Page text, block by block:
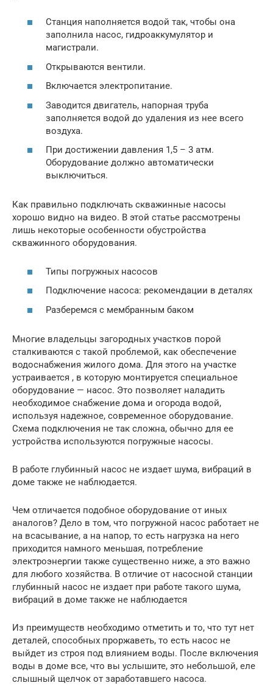
Станция наполняется водой так, чтобы она
заполнила насос, гидроаккумулятор и
магистрали.
Открываются вентили.
Включается электропитание.
Заводится двигатель, напорная труба
заполняется водой до удаления из нее всего
воздуха.
При достижении давления 1,5 – 3 атм.
Оборудование должно автоматически
выключиться.
Как правильно подключать скважинные насосы
хорошо видно на видео. В этой статье рассмотрены
лишь некоторые особенности обустройства
скважинного оборудования.
Типы погружных насосов
Подключение насоса: рекомендации в деталях
Разберемся с мембранным баком
Многие владельцы загородных участков порой
сталкиваются с такой проблемой, как обеспечение
водоснабжения жилого дома. Для этого на участке
устраивается , в которую монтируется специальное
оборудование — насос. Это позволяет наладить
необходимое снабжение дома и огорода водой,
используя надежное, современное оборудование.
Схема подключения не так сложна, обычно для ее
устройства используются погружные насосы.
В работе глубинный насос не издает шума, вибраций в
доме также не наблюдается.
Чем отличается подобное оборудование от иных
аналогов? Дело в том, что погружной насос работает не
на всасывание, а на напор, то есть нагрузка на него
приходится намного меньшая, потребление
электроэнергии также существенно ниже, а это важно
для любого хозяйства. В отличие от насосной станции
глубинный насос не издает при работе такого шума,
вибраций в доме также не наблюдается
Из преимуществ необходимо отметить и то, что тут нет
деталей, способных проржаветь, то есть насос не
выйдет из строя под влиянием воды. После включения
воды в доме все, что вы услышите, это небольшой, еле
слышный щелчок от заработавшего насоса.